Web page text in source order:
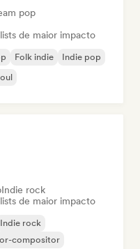
pop
de maior impacto
Folk indie
Indie pop
Indie rock
de maior impacto
Indie rock
compositor